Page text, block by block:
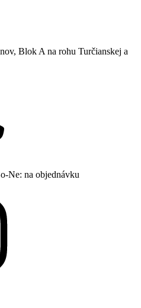
Blok A na rohu Turčianskej a
Ne: na objednávku